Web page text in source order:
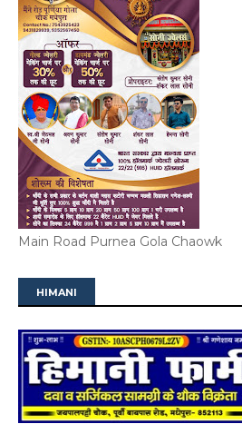
Main Road Purnea Gola Chaowk
HIMANI